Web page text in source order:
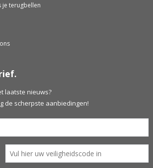
je terugbellen
laatste nieuws?
de scherpste aanbiedingen!